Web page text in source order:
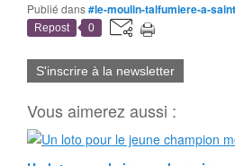
Publié dans#le-moulin-talfumiere-a-
Repost 0
S'inscrire à la newsletter
Vous aimerez aussi :